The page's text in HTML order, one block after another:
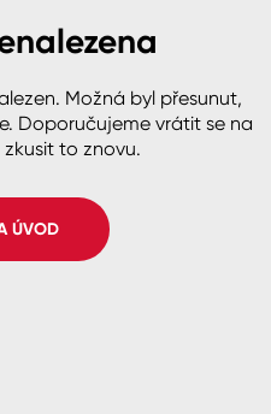
800 145 555Po – Pá: 8:00–15:00
Polsko Worldwide
Možná byl přesunut,
Doporučujeme vrátit se na
to znovu.
ÚVOD